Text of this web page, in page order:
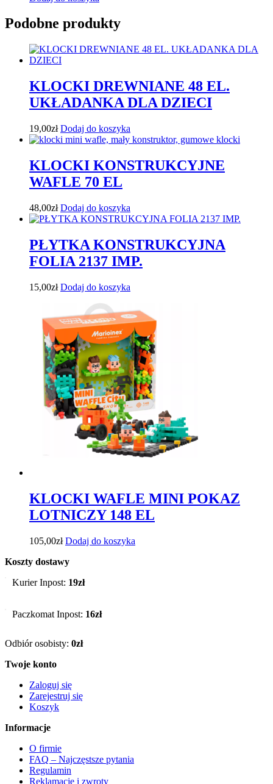
Podobne produkty
KLOCKI DREWNIANE 48 EL.
UKŁADANKA DLA DZIECI
19,00zł Dodaj do koszyka
KLOCKI KONSTRUKCYJNE
WAFLE 70 EL
48,00zł Dodaj do koszyka
PŁYTKA KONSTRUKCYJNA
FOLIA 2137 IMP.
15,00zł Dodaj do koszyka
KLOCKI WAFLE MINI POKAZ
LOTNICZY 148 EL
105,00zł Dodaj do koszyka
Koszty dostawy
Kurier Inpost: 19zł
Paczkomat Inpost: 16zł
Odbiór osobisty: 0zł
Twoje konto
Zaloguj się
Zarejestruj się
Koszyk
Informacje
O firmie
FAQ – Najczęstsze pytania
Regulamin
Reklamacje i zwroty